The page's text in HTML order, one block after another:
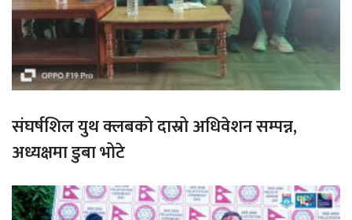
संघर्षशिल युथ क्लबको दास्रो अधिवेशन सम्पन्न,
अध्यक्षमा डुबा भोटे